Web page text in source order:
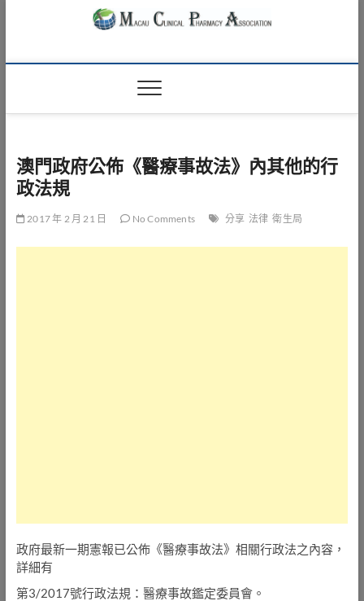
Macau Clinical
Pharmacy
Association
澳門政府公佈《醫療事故法》內其他的行
政法規
2017 年 2 月 21 日 No Comments 分享 法律 衛生局
政府最新一期憲報已公佈《醫療事故法》相關行政法之內容，
詳細有
第3/2017號行政法規：醫療事故鑑定委員會。